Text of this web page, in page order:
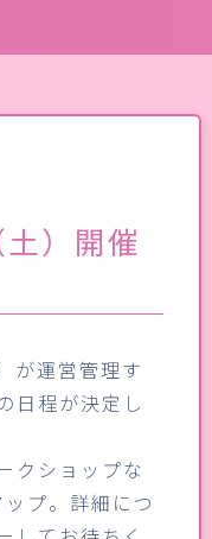
）開催
が運営管理す
日程が決定し
クショップな
プ。詳細につ